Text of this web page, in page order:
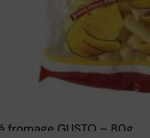
fromage GUSTO – 80g